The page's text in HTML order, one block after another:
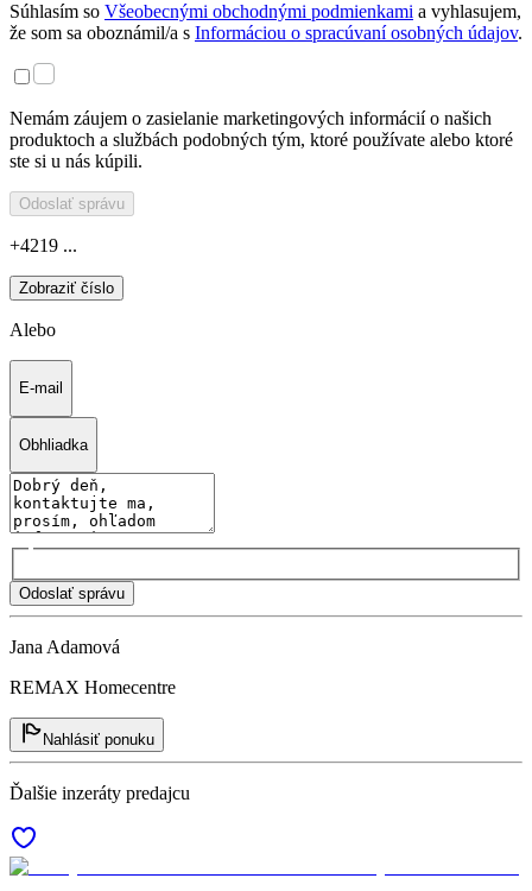
Súhlasím so Všeobecnými obchodnými podmienkami a vyhlasujem,
že som sa oboznámil/a s Informáciou o spracúvaní osobných údajov.
Nemám záujem o zasielanie marketingových informácií o našich
produktoch a službách podobných tým, ktoré používate alebo ktoré
ste si u nás kúpili.
Odoslať správu
+4219 ...
Zobraziť číslo
Alebo
E-mail
Obhliadka
Odoslať správu
Jana Adamová
REMAX Homecentre
Nahlásiť ponuku
Ďalšie inzeráty predajcu